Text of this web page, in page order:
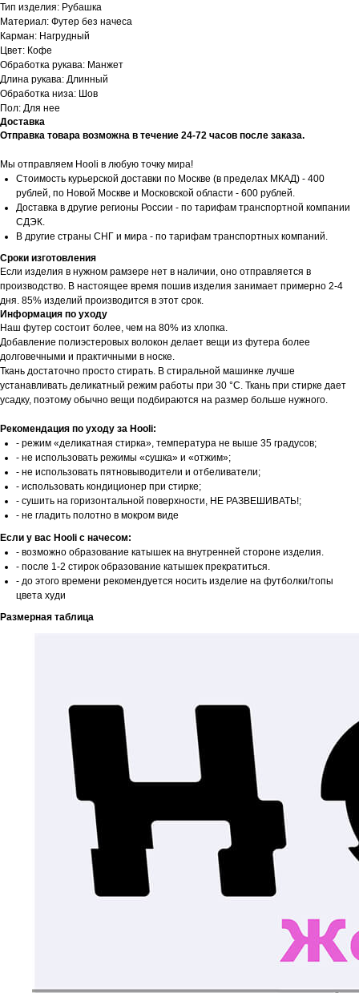
Тип изделия: Рубашка
Материал: Футер без начеса
Карман: Нагрудный
Цвет: Кофе
Обработка рукава: Манжет
Длина рукава: Длинный
Обработка низа: Шов
Пол: Для нее
Доставка
Отправка товара возможна в течение 24-72 часов после заказа.
Мы отправляем Hooli в любую точку мира!
Стоимость курьерской доставки по Москве (в пределах МКАД) - 400
рублей, по Новой Москве и Московской области - 600 рублей.
Доставка в другие регионы России - по тарифам транспортной компании
СДЭК.
В другие страны СНГ и мира - по тарифам транспортных компаний.
Сроки изготовления
Если изделия в нужном рамзере нет в наличии, оно отправляется в
производство. В настоящее время пошив изделия занимает примерно 2-4
дня. 85% изделий производится в этот срок.
Информация по уходу
Наш футер состоит более, чем на 80% из хлопка.
Добавление полиэстеровых волокон делает вещи из футера более
долговечными и практичными в носке.
Ткань достаточно просто стирать. В стиральной машинке лучше
устанавливать деликатный режим работы при 30 °С. Ткань при стирке дает
усадку, поэтому обычно вещи подбираются на размер больше нужного.
Рекомендация по уходу за Hooli:
- режим «деликатная стирка», температура не выше 35 градусов;
- не использовать режимы «сушка» и «отжим»;
- не использовать пятновыводители и отбеливатели;
- использовать кондиционер при стирке;
- сушить на горизонтальной поверхности, НЕ РАЗВЕШИВАТЬ!;
- не гладить полотно в мокром виде
Если у вас Hooli c начесом:
- возможно образование катышек на внутренней стороне изделия.
- после 1-2 стирок образование катышек прекратиться.
- до этого времени рекомендуется носить изделие на футболки/топы
цвета худи
Размерная таблица